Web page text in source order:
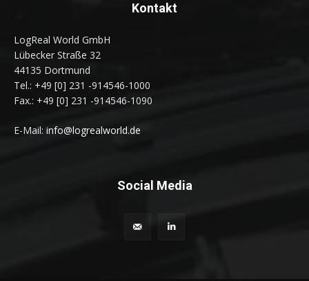
Kontakt
LogReal World GmbH
Lübecker Straße 32
44135 Dortmund
Tel.: +49 [0] 231 -914546-1000
Fax.: +49 [0] 231 -914546-1090
E-Mail: info@logrealworld.de
Social Media